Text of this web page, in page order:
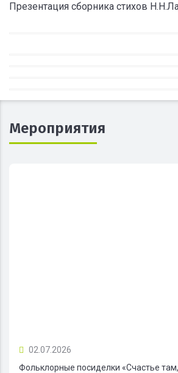
Презентация сборника стихов
Мероприятия
02.07.2026
Фольклорные посиделки «Счастье